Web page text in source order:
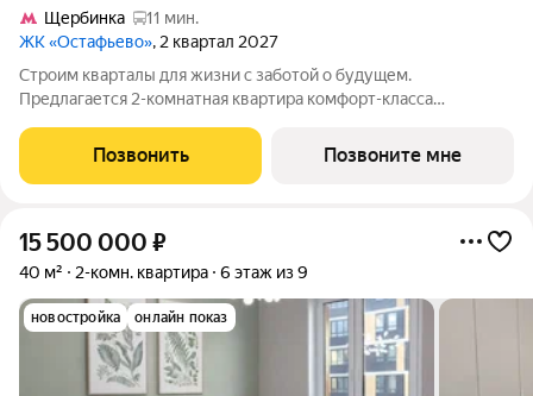
Щербинка
11 мин.
ЖК «Остафьево», 2 квартал 2027
Строим кварталы для жизни с заботой о будущем.
Предлагается 2-комнатная квартира комфорт-класса
в жилом комплексе "Остафьево".Застройщик сдает квартиры с
отделкой в нескольких вариантах:
Позвонить Позвоните мне
15 500 000 ₽
40 м² 2-комн. квартира 6 этаж из 9
новостройка онлайн показ